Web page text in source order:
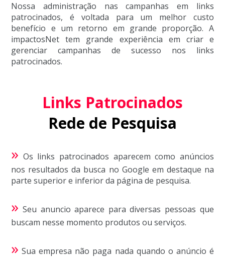
Nossa administração nas campanhas em links
patrocinados, é voltada para um melhor custo
benefício e um retorno em grande proporção. A
impactosNet tem grande experiência em criar e
gerenciar campanhas de sucesso nos links
patrocinados.
Links Patrocinados
Rede de Pesquisa
» Os links patrocinados aparecem como anúncios
nos resultados da busca no Google em destaque na
parte superior e inferior da página de pesquisa.
» Seu anuncio aparece para diversas pessoas que
buscam nesse momento produtos ou serviços.
» Sua empresa não paga nada quando o anúncio é